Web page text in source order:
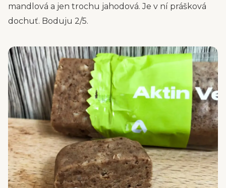
mandlová a jen trochu jahodová. Je v ní prášková
dochuť. Boduju 2/5.